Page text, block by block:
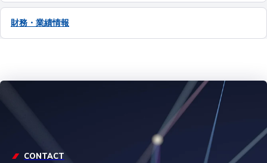
財務・業績情報
CONTACT